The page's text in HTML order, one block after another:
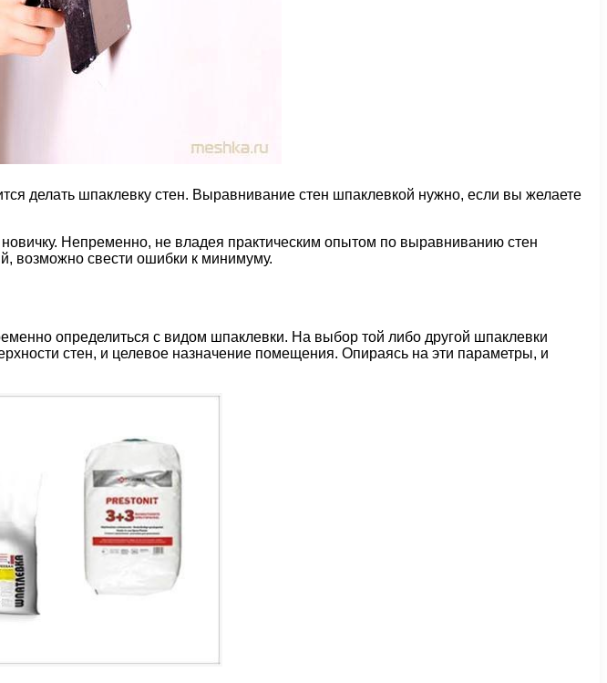
делать шпаклевку стен. Выравнивание стен шпаклевкой нужно, если вы желаете
Непременно, не владея практическим опытом по выравниванию стен
возможно свести ошибки к минимуму.
определиться с видом шпаклевки. На выбор той либо другой шпаклевки
стен, и целевое назначение помещения. Опираясь на эти параметры, и